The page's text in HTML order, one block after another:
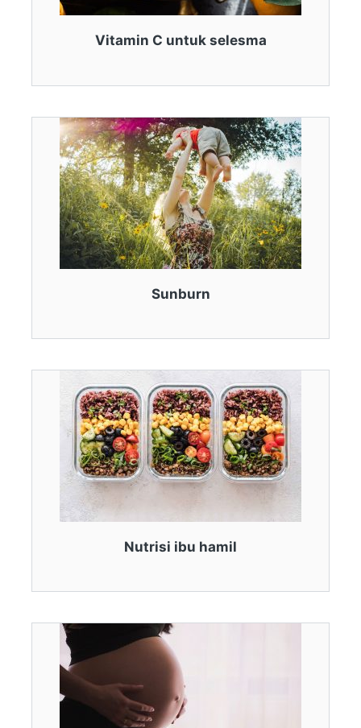
Vitamin C untuk selesma
Sunburn
Nutrisi ibu hamil